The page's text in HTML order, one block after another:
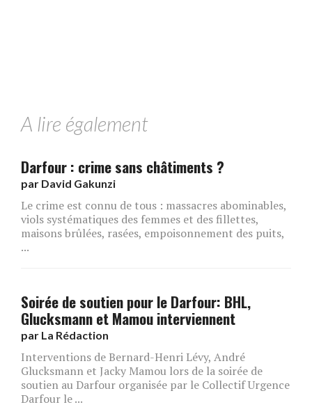
A lire également
Darfour : crime sans châtiments ?
par David Gakunzi
Le crime est connu de tous : massacres abominables,
viols systématiques des femmes et des fillettes,
maisons brûlées, rasées, empoisonnement des puits,
...
Soirée de soutien pour le Darfour: BHL,
Glucksmann et Mamou interviennent
par La Rédaction
Interventions de Bernard-Henri Lévy, André
Glucksmann et Jacky Mamou lors de la soirée de
soutien au Darfour organisée par le Collectif Urgence
Darfour le ...